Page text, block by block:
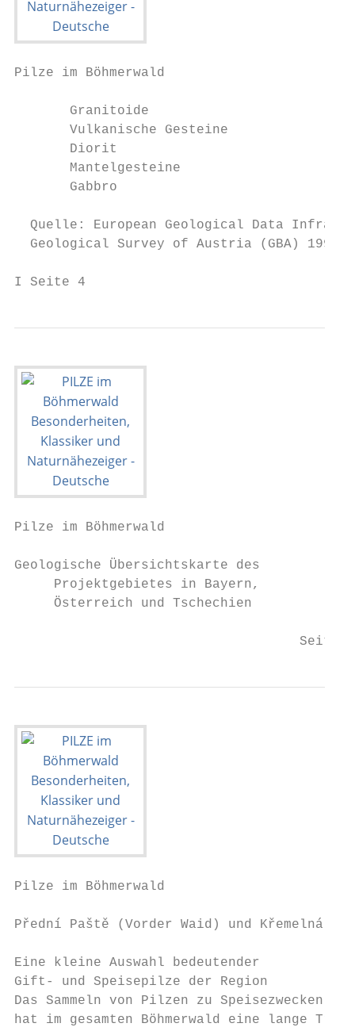
Pilze im Böhmerwald
Granitoide
Vulkanische Gesteine
Diorit
Mantelgesteine
Gabbro
Quelle: European Geological Data
Geological Survey of Austria (GBA) 1997
I Seite 4
Pilze im Böhmerwald
Geologische Übersichtskarte des
     Projektgebietes in Bayern,
     Österreich und Tschechien
Seite
Pilze im Böhmerwald
Přední Paště (Vorder Waid) und Křemelná-
Eine kleine Auswahl bedeutender
Gift- und Speisepilze der Region
Das Sammeln von Pilzen zu
hat im gesamten Böhmerwald eine lange